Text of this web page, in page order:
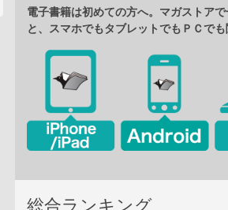
電子書籍は初めての方へ。マガストア
と、スマホでもタブレットでもＰＣでも
総合ランキング